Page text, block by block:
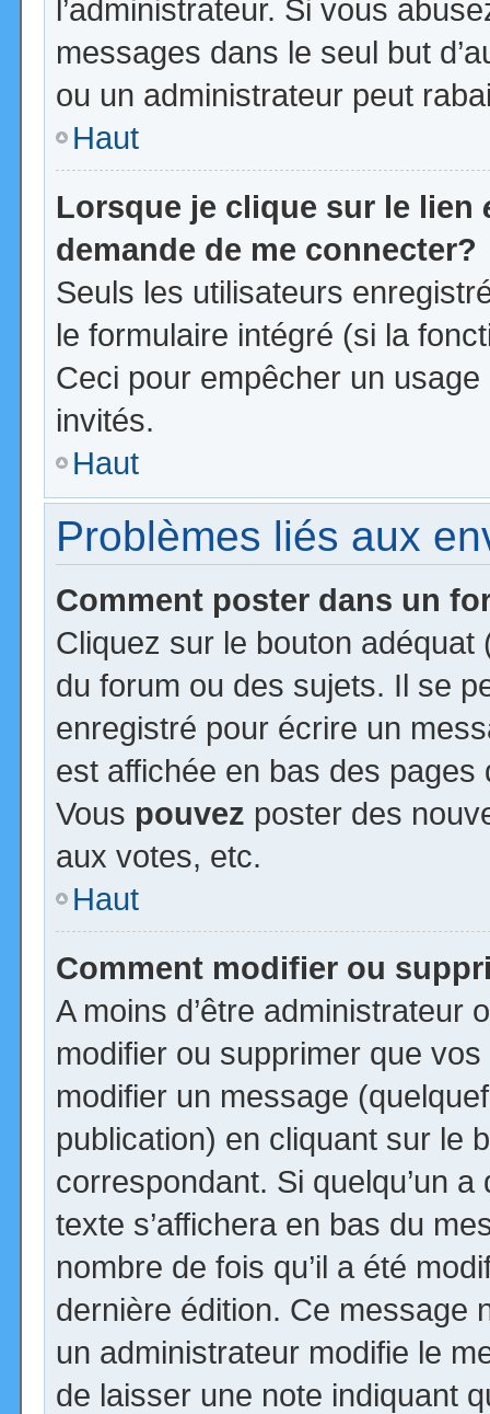
l’administrateur. Si vous
messages dans le seul but
ou un administrateur peut
Haut
Lorsque je clique sur le lien
demande de me connecter?
Seuls les utilisateurs
le formulaire intégré (si la
Ceci pour empêcher un
invités.
Haut
Problèmes liés aux
Comment poster dans un
Cliquez sur le bouton
du forum ou des sujets. Il se
enregistré pour écrire un
est affichée en bas des
Vous pouvez poster des
aux votes, etc.
Haut
Comment modifier ou
A moins d’être administrateur
modifier ou supprimer que
modifier un message
publication) en cliquant sur le
correspondant. Si quelqu’un
texte s’affichera en bas du
nombre de fois qu’il a été
dernière édition. Ce message
un administrateur modifie le
de laisser une note indiquant